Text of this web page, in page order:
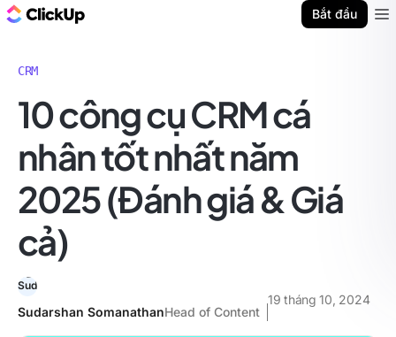
Bắt đầu
CRM
10 công cụ CRM cá
nhân tốt nhất năm
2025 (Đánh giá & Giá
cả)
Sudarshan SomanathanHead of Content
19 tháng 10, 2024